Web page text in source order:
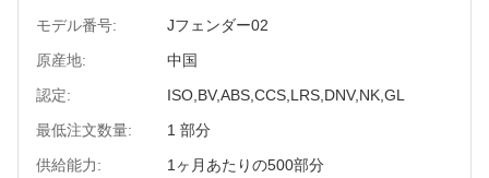
モデル番号:
Jフェンダー02
原産地:
中国
認定:
ISO,BV,ABS,CCS,LRS,DNV,NK,GL
最低注文数量:
1 部分
供給能力:
1ヶ月あたりの500部分